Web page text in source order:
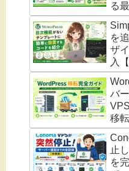
る
を
ザ
入
バ
移
【
め】
止
を